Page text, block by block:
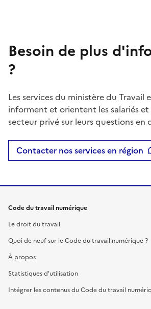
Besoin de plus
?
Les services du ministère du Travail
informent et orientent les salariés
secteur privé sur leurs questions en
Contacter nos services en région
Code du travail numérique
Le droit du travail
Quoi de neuf sur le Code du travail numérique ?
À propos
Statistiques d'utilisation
Intégrer les contenus du Code du travail